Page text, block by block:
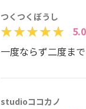
つくつくぼうし
5.0
一度ならず二度ま
studioココカノ